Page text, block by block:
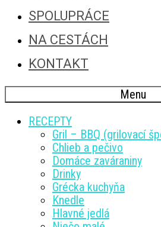
SPOLUPRÁCE
NA CESTÁCH
KONTAKT
Menu
RECEPTY
Gril – BBQ (grilovací
Chlieb a pečivo
Domáce zaváraniny
Drinky
Grécka kuchyňa
Knedle
Hlavné jedlá